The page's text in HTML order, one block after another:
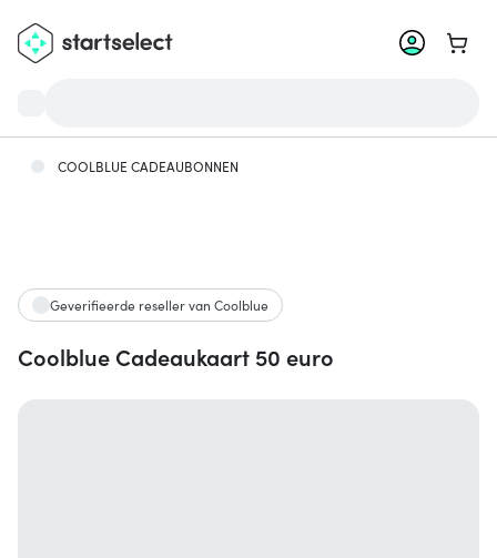
Ga
COOLBLUE CADEAUBONNEN
Geverifieerde reseller van Coolblue
Coolblue Cadeaukaart 50 euro